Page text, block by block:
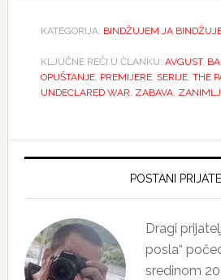
KATEGORIJA: BINDŽUJEM JA
KLJUČNE REČI U ČLANKU: AVGUST,
OPUŠTANJE, PREMIJERE, SERIJE, THE
UNDECLARED WAR ZABAVA,
Primary
POSTANI
Dragi
posla“
sredinom